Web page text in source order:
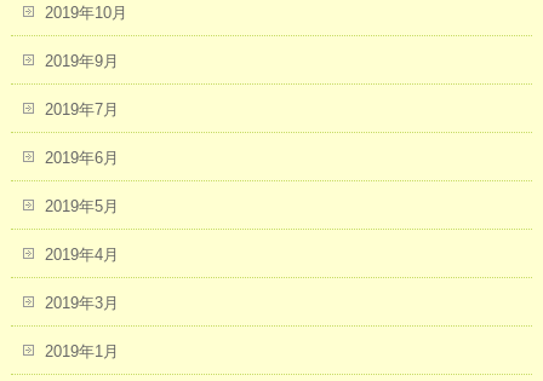
2019年10月
2019年9月
2019年7月
2019年6月
2019年5月
2019年4月
2019年3月
2019年1月